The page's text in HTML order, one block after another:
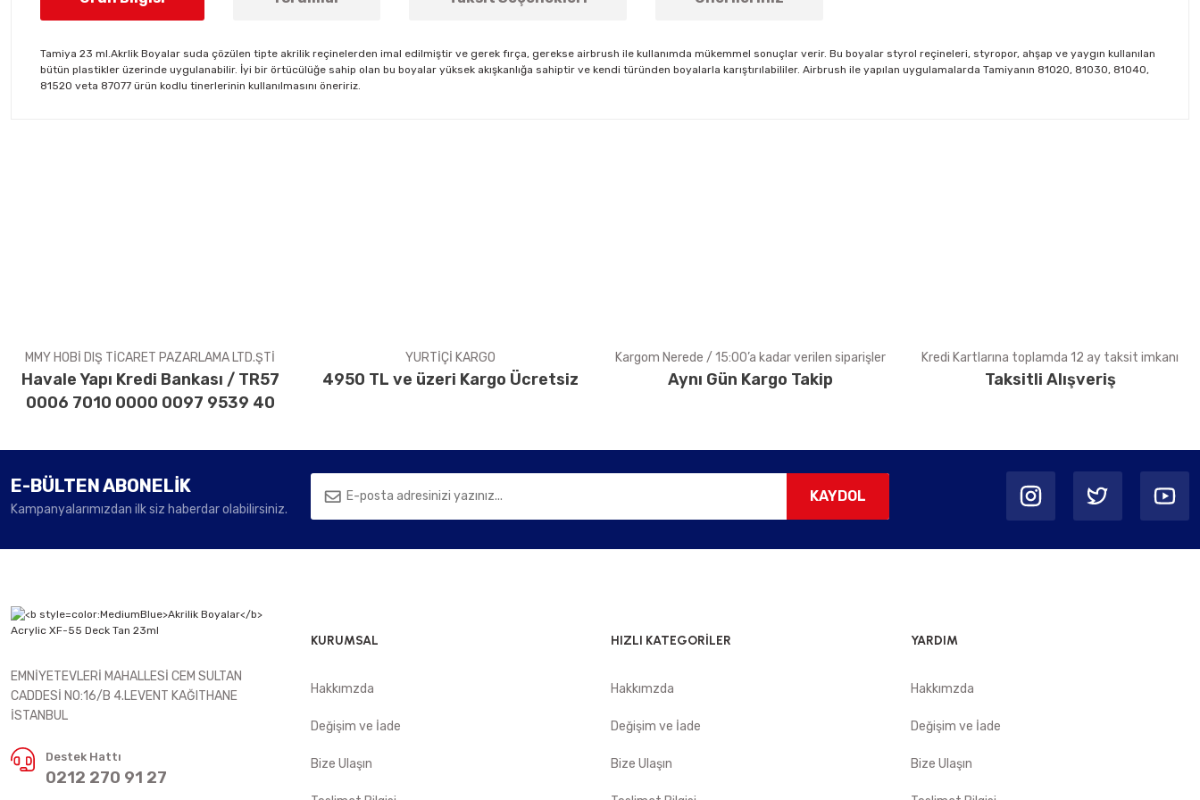
Tamiya 23 ml.Akrlik Boyalar suda çözülen tipte akrilik reçinelerden imal edilmiştir ve gerek fırça, gerekse airbrush ile kullanımda mükemmel sonuçlar verir. Bu boyalar styrol reçineleri, styropor, ahşap ve yaygın kullanılan
bütün plastikler üzerinde uygulanabilir. İyi bir örtücülüğe sahip olan bu boyalar yüksek akışkanlığa sahiptir ve kendi türünden boyalarla karıştırılabililer. Airbrush ile yapılan uygulamalarda Tamiyanın 81020, 81030, 81040,
81520 veta 87077 ürün kodlu tinerlerinin kullanılmasını öneririz.
MMY HOBİ DIŞ TİCARET PAZARLAMA LTD.ŞTİ
Havale Yapı Kredi Bankası / TR57
0006 7010 0000 0097 9539 40
YURTİÇİ KARGO
4950 TL ve üzeri Kargo Ücretsiz
Kargom Nerede / 15:00’a kadar verilen siparişler
Aynı Gün Kargo Takip
Kredi Kartlarına toplamda 12 ay taksit imkanı
Taksitli Alışveriş
E-BÜLTEN ABONELİK
Kampanyalarımızdan ilk siz haberdar olabilirsiniz.
KAYDOL
EMNİYETEVLERİ MAHALLESİ CEM SULTAN
CADDESİ NO:16/B 4.LEVENT KAĞITHANE
İSTANBUL
Destek Hattı
0212 270 91 27
KURUMSAL
Hakkımzda
Değişim ve İade
Bize Ulaşın
HIZLI KATEGORİLER
Hakkımzda
Değişim ve İade
Bize Ulaşın
YARDIM
Hakkımzda
Değişim ve İade
Bize Ulaşın